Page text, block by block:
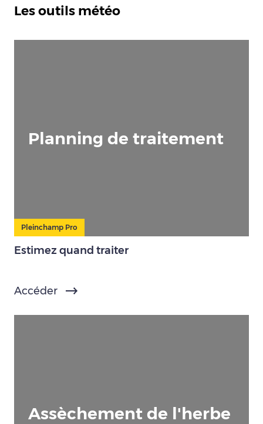
Les outils météo
Planning de traitement
Pleinchamp Pro
Estimez quand traiter
Accéder
Assèchement de l'herbe